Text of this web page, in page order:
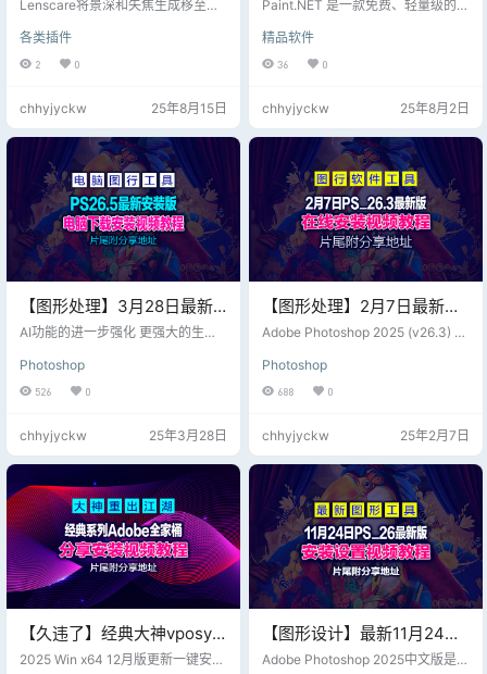
Lenscare将景深和失焦生成移至后
模糊效果和 2D 后处理的灵活性，L
enscare是一个不错的选择。它可以
是尽可能与真实的东西匹配。 Lens
care它包括两个独立的插件：out of
focus 用来模仿镜头模糊；depth of
field用来创建复杂的景深效果，比
内置的 Camera Lens B…
各类插件
2 0
chhyjyckw 25年8月15日
x64，片尾附送安装版和便
携版下载地址
Paint.NET 是一款免费、轻量级的图
学的学生开发，后作为开源项目持
续优化。它结合了简单易用的界面
要特点：（需安装.NET Framewor
k） 直观的界面 类似Photoshop的
图层支持，但操作更简洁。 标签式
文档浏览，方便多图切换。 *基础与
进阶功能 支持选区、画笔、克隆印
章、文本工具等基础编辑。…
精品软件
36 0
chhyjyckw 25年8月2日
【图形处理】3月28日最新
版Ps_2025(Adobe
(x64) 多语言 GenP婆姐)
AI功能的进一步强化 更强大的生成
编辑。 智能对象识别和自动修复功
能，进一步提升工作效率。 3D和A
R集成 增强3D建模和渲染能力，支
现实）技术的深度整合，便于设计
师创建AR内容。 跨平台协作 改进的
云协作功能，支持多用户实时编辑
和评论。 与Adobe Creative Cloud
其他应用的无缝集成。 性能优化 更
快的处理速度，尤…
Photoshop
526 0
chhyjyckw 25年3月28日
【图形处理】2月7日最新版
Adobe Photoshop 2025
行，片尾附分享地址
Adobe Photoshop 2025 (v26.3) 是
像编辑与处理软件。作为行业标准
的图像编辑工具，Photoshop 2025
带来了许多创新功能和改进，以满
家的需求。以下是一些主要亮点：
增强的 AI 功能：Photoshop 2025
引入了更强大的 AI 驱动工具，可以
自动执行一系列繁琐的编辑任务，
如去除瑕疵…
Photoshop
688 0
chhyjyckw 25年2月7日
【久违了】经典大神vposy
之Adobe系列重出江湖，12
2025 Win x64 12月版更新一键安装
【图形设计】最新11月24日
版Adobe-
Adobe Photoshop 2025中文版是一